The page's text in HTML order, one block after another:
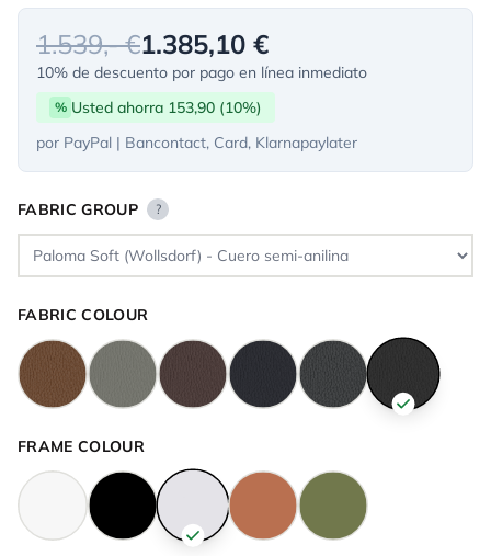
1.539,- €1.385,10 €
10% de descuento por pago en línea inmediato
% Usted ahorra 153,90 (10%)
por PayPal | Bancontact, Card, Klarnapaylater
FABRIC GROUP ?
FABRIC COLOUR
FRAME COLOUR